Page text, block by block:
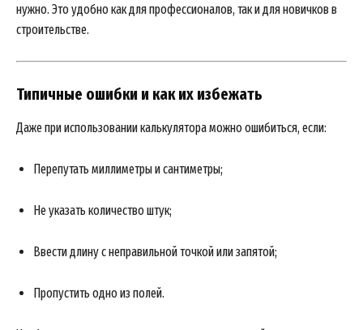
нужно. Это удобно как для профессионалов, так и для новичков в
строительстве.
Типичные ошибки и как их избежать
Даже при использовании калькулятора можно ошибиться, если:
Перепутать миллиметры и сантиметры;
Не указать количество штук;
Ввести длину с неправильной точкой или запятой;
Пропустить одно из полей.